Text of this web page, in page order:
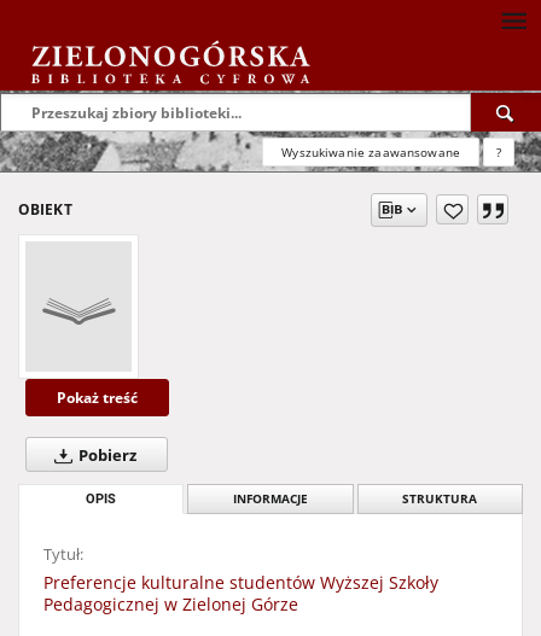
Wyszukiwanie zaawansowane ?
OBIEKT
Pokaż treść
Pobierz
OPIS INFORMACJE STRUKTURA
Tytuł:
Preferencje kulturalne studentów Wyższej Szkoły
Pedagogicznej w Zielonej Górze